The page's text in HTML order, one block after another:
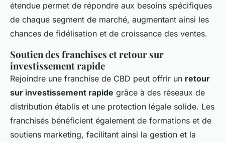
étendue permet de répondre aux besoins spécifiques
de chaque segment de marché, augmentant ainsi les
chances de fidélisation et de croissance des ventes.
Soutien des franchises et retour sur
investissement rapide
Rejoindre une franchise de CBD peut offrir un retour
sur investissement rapide grâce à des réseaux de
distribution établis et une protection légale solide. Les
franchisés bénéficient également de formations et de
soutiens marketing, facilitant ainsi la gestion et la